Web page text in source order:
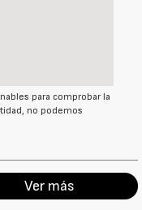
para comprobar la
no podemos
Ver más